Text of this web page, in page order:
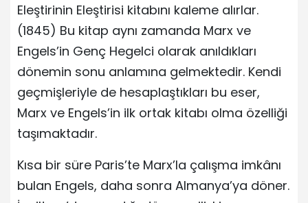
Eleştirinin Eleştirisi kitabını kaleme alırlar.
(1845) Bu kitap aynı zamanda Marx ve
Engels’in Genç Hegelci olarak anıldıkları
dönemin sonu anlamına gelmektedir. Kendi
geçmişleriyle de hesaplaştıkları bu eser,
Marx ve Engels’in ilk ortak kitabı olma özelliği
taşımaktadır.
Kısa bir süre Paris’te Marx’la çalışma imkânı
bulan Engels, daha sonra Almanya’ya döner.